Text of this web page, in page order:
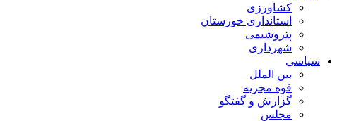
کشاورزی
استانداری خوزستان
پتروشیمی
شهرداری
سیاسی
بین الملل
قوه مجریه
گزارش و گفتگو
مجلس